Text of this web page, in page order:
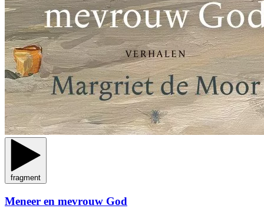
fragment
Meneer en mevrouw God